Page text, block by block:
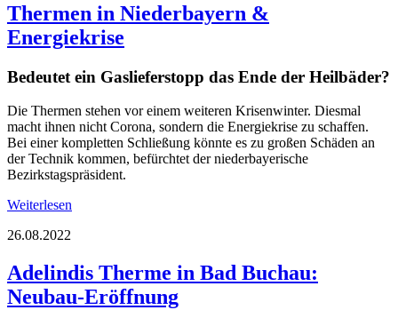
Thermen in Niederbayern &
Energiekrise
Bedeutet ein Gaslieferstopp das Ende der Heilbäder?
Die Thermen stehen vor einem weiteren Krisenwinter. Diesmal
macht ihnen nicht Corona, sondern die Energiekrise zu schaffen.
Bei einer kompletten Schließung könnte es zu großen Schäden an
der Technik kommen, befürchtet der niederbayerische
Bezirkstagspräsident.
Weiterlesen
26.08.2022
Adelindis Therme in Bad Buchau:
Neubau-Eröffnung